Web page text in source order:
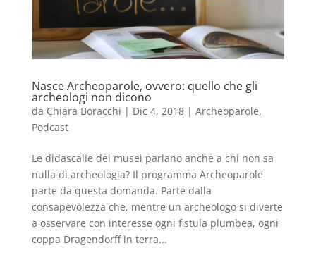
Nasce Archeoparole, ovvero: quello che gli
archeologi non dicono
da Chiara Boracchi | Dic 4, 2018| Archeoparole,
Podcast
Le didascalie dei musei parlano anche a chi non sa
nulla di archeologia? Il programma Archeoparole
parte da questa domanda. Parte dalla
consapevolezza che, mentre un archeologo si diverte
a osservare con interesse ogni fistula plumbea, ogni
coppa Dragendorff in terra...